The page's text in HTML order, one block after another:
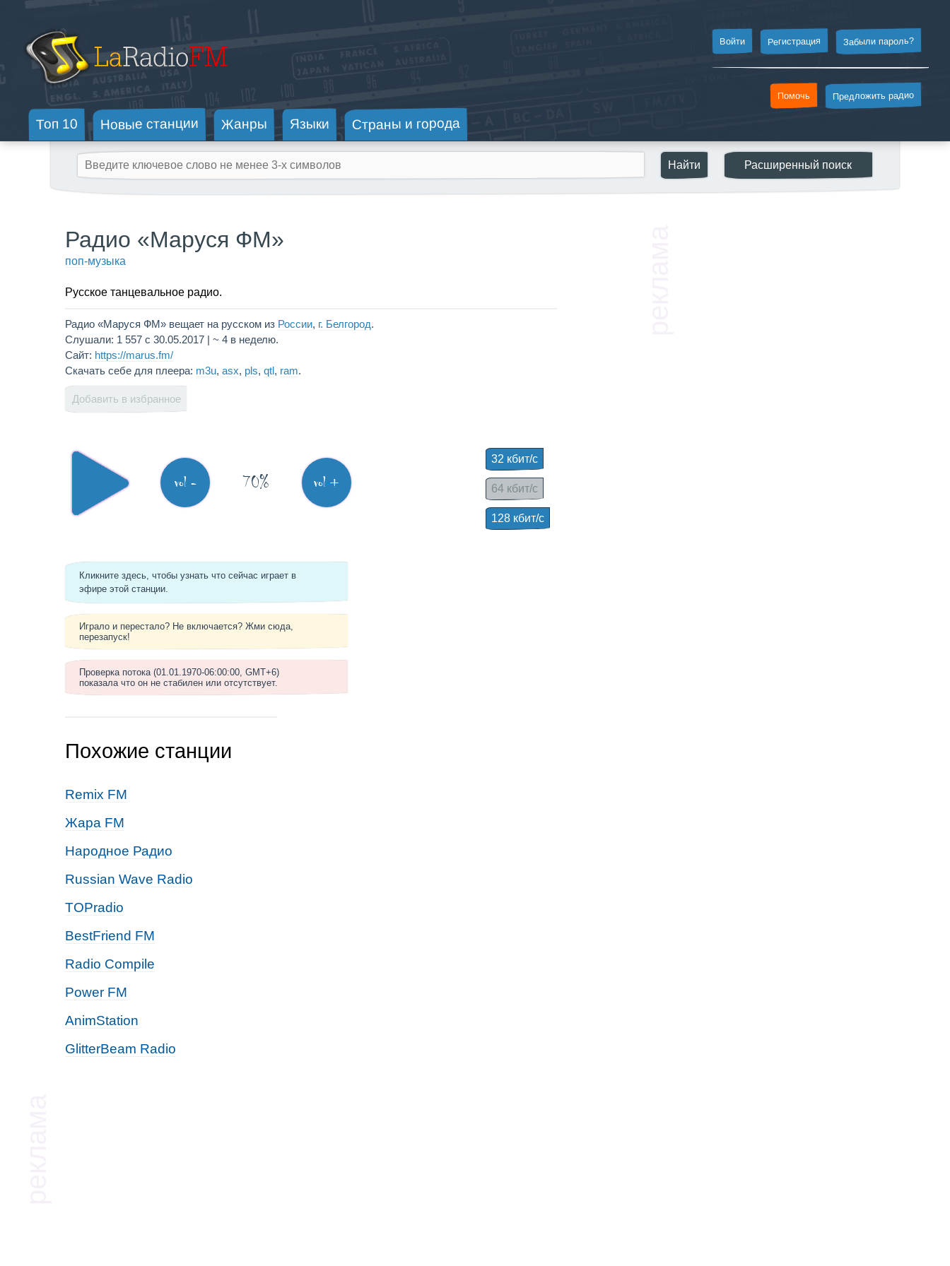
Забыли пароль?
Регистрация
Войти
Предложить радио
Помочь
Топ 10 Новые станции Жанры Языки Страны и города
Радио «Маруся ФМ»
поп-музыка
Русское танцевальное радио.
Радио «Маруся ФМ» вещает на русском из России, г. Белгород.
Слушали: 1 557 с 30.05.2017 | ~ 4 в неделю.
Сайт: https://marus.fm/
Скачать себе для плеера: m3u, asx, pls, qtl, ram.
Добавить в избранное
vol - 70% vol +
32 кбит/с
64 кбит/с
128 кбит/с
Кликните здесь, чтобы узнать что сейчас играет в
эфире этой станции.
Играло и перестало? Не включается? Жми сюда,
перезапуск!
Проверка потока (01.01.1970-06:00:00, GMT+6)
показала что он не стабилен или отсутствует.
Похожие станции
Remix FM
Жара FM
Народное Радио
Russian Wave Radio
TOPradio
BestFriend FM
Radio Compile
Power FM
AnimStation
GlitterBeam Radio